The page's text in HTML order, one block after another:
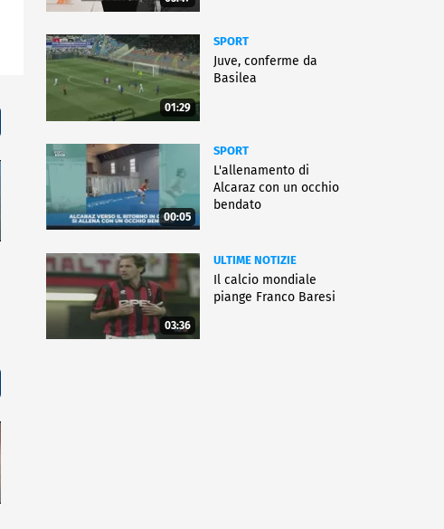
01:29
SPORT
Juve, conferme da
Basilea
00:05
SPORT
L'allenamento di
Alcaraz con un occhio
bendato
03:36
ULTIME NOTIZIE
Il calcio mondiale
piange Franco Baresi